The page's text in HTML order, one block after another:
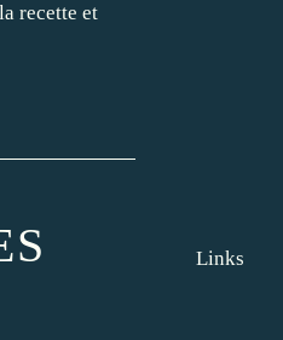
recette et
Links